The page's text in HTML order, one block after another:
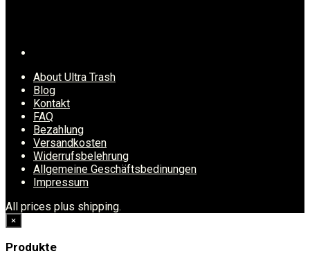
About Ultra Trash
Blog
Kontakt
FAQ
Bezahlung
Versandkosten
Widerrufsbelehrung
Allgemeine Geschäftsbedinungen
Impressum
All prices plus shipping.
×
Produkte